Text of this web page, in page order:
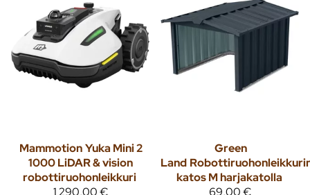
MammotionYuka Mini 2
1000 LiDAR & vision
robottiruohonleikkuri
1 290,00 €
Green
Land
katos M harjakatolla
69,00 €